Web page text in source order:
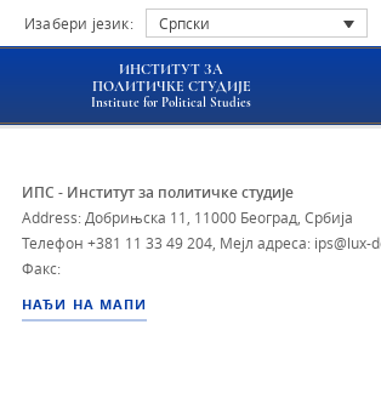
Изабери језик: Српски
ИНСТИТУТ ЗА
ПОЛИТИЧКЕ СТУДИЈЕ
Institute for Political Studies
ИПС - Институт за политичке студије
Address: Добрињска 11, 11000 Београд, Србија
Телефон +381 11 33 49 204 Мејл адреса: ips@lux-
Факс:
НАЂИ НА МАПИ